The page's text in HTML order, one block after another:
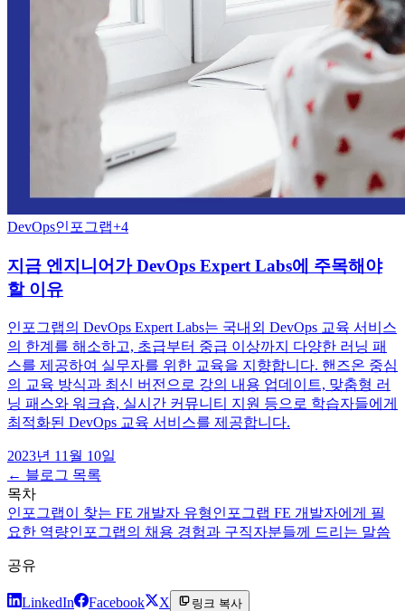
DevOps인포그랩+4
지금 엔지니어가 DevOps Expert Labs에 주목해야
할 이유
인포그랩의 DevOps Expert Labs는 국내외 DevOps 교육 서비스
의 한계를 해소하고, 초급부터 중급 이상까지 다양한 러닝 패
스를 제공하여 실무자를 위한 교육을 지향합니다. 핸즈온 중심
의 교육 방식과 최신 버전으로 강의 내용 업데이트, 맞춤형 러
닝 패스와 워크숍, 실시간 커뮤니티 지원 등으로 학습자들에게
최적화된 DevOps 교육 서비스를 제공합니다.
2023년 11월 10일
← 블로그 목록
목차
인포그랩이 찾는 FE 개발자 유형인포그랩 FE 개발자에게 필
요한 역량인포그랩의 채용 경험과 구직자분들께 드리는 말씀
공유
LinkedIn Facebook X 링크 복사